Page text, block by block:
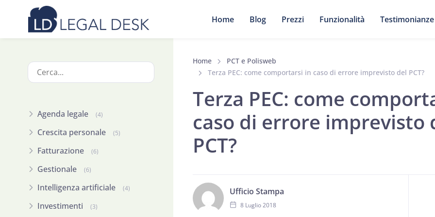
Home Blog Prezzi Funzionalità Testimonianze
Home
PCT e Polisweb
Terza PEC: come comportarsi in caso di errore imprevisto del PCT?
Terza PEC: come
caso di errore imprevisto
PCT?
Ufficio Stampa
8 Luglio 2018
Agenda legale (4)
Crescita personale (5)
Fatturazione (6)
Gestionale (6)
Intelligenza artificiale (4)
Investimenti (3)